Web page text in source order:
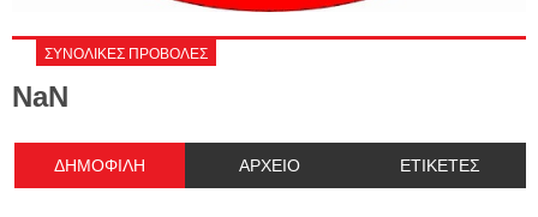
ΣΥΝΟΛΙΚΕΣ ΠΡΟΒΟΛΕΣ
NaN
ΔΗΜΟΦΙΛΗ ΑΡΧΕΙΟ ΕΤΙΚΕΤΕΣ